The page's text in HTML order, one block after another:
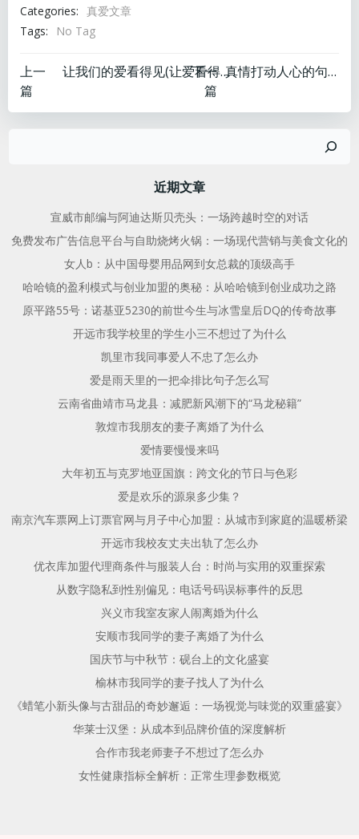
Categories: 真爱文章
Tags:
No Tag
文
章
上一
篇
让我们的爱看得见(让爱看得见作文)
文
章
航
下一
篇
真情打动人心的句子
近期文章
宣威市邮编与阿迪达斯贝壳头：一场跨越时空的对话
免费发布广告信息平台与自助烧烤火锅：一场现代营销与美食文化的
女人b：从中国母婴用品网到女总裁的顶级高手
哈哈镜的盈利模式与创业加盟的奥秘：从哈哈镜到创业成功之路
原平路55号：诺基亚5230的前世今生与冰雪皇后DQ的传奇故事
开远市我学校里的学生小三不想过了为什么
凯里市我同事爱人不忠了怎么办
爱是雨天里的一把伞排比句子怎么写
云南省曲靖市马龙县：减肥新风潮下的“马龙秘籍”
敦煌市我朋友的妻子离婚了为什么
爱情要慢慢来吗
大年初五与克罗地亚国旗：跨文化的节日与色彩
爱是欢乐的源泉多少集？
南京汽车票网上订票官网与月子中心加盟：从城市到家庭的温暖桥梁
开远市我校友丈夫出轨了怎么办
优衣库加盟代理商条件与服装人台：时尚与实用的双重探索
从数字隐私到性别偏见：电话号码误标事件的反思
兴义市我室友家人闹离婚为什么
安顺市我同学的妻子离婚了为什么
国庆节与中秋节：砚台上的文化盛宴
榆林市我同学的妻子找人了为什么
《蜡笔小新头像与古甜品的奇妙邂逅：一场视觉与味觉的双重盛宴》
华莱士汉堡：从成本到品牌价值的深度解析
合作市我老师妻子不想过了怎么办
女性健康指标全解析：正常生理参数概览